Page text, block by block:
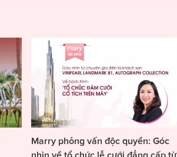
Marry phỏng vấn độc quyền: Góc
nhìn về tổ chức lễ cưới đẳng cấp từ